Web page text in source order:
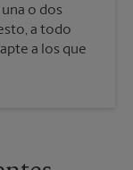
o dos
a todo
a los que